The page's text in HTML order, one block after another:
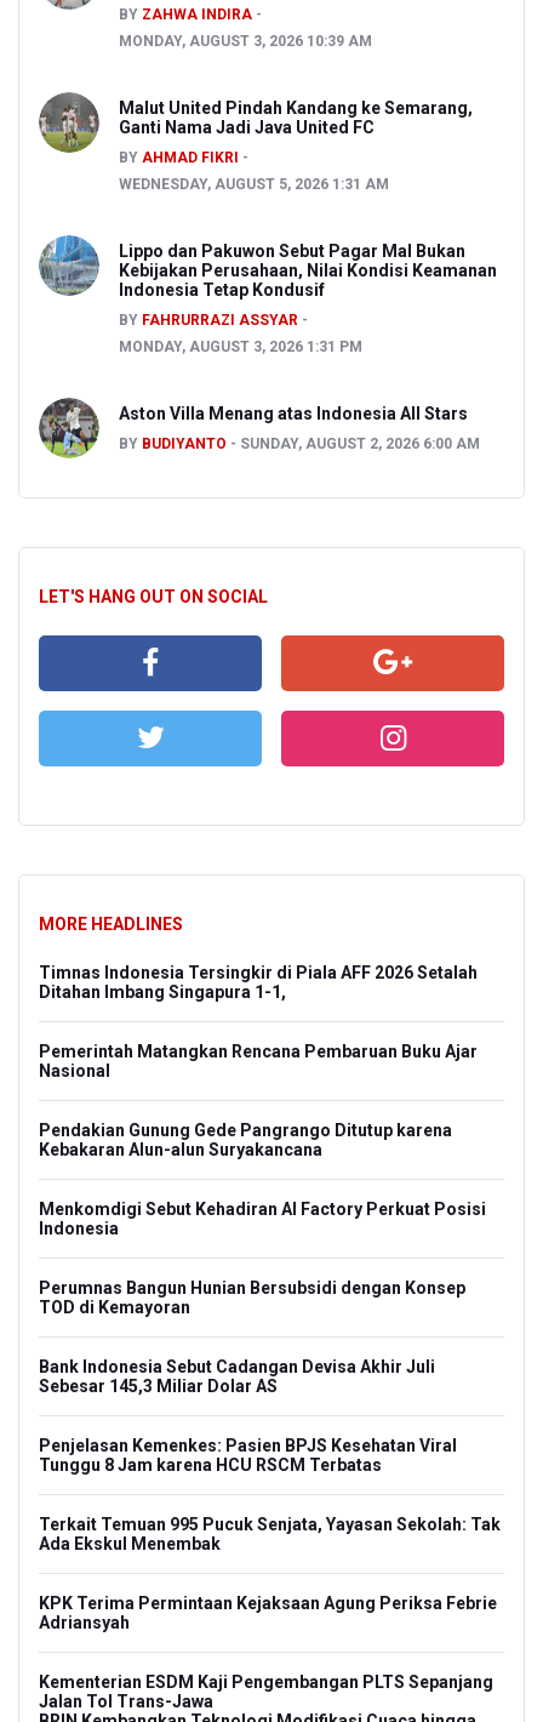
BY ZAHWA INDIRA
MONDAY, AUGUST 3, 2026 10:39 AM
Malut United Pindah Kandang ke Semarang,
Ganti Nama Jadi Java United FC
BY AHMAD FIKRI
WEDNESDAY, AUGUST 5, 2026 1:31 AM
Lippo dan Pakuwon Sebut Pagar Mal Bukan
Kebijakan Perusahaan, Nilai Kondisi Keamanan
Indonesia Tetap Kondusif
BY FAHRURRAZI ASSYAR
MONDAY, AUGUST 3, 2026 1:31 PM
Aston Villa Menang atas Indonesia All Stars
BY BUDIYANTO SUNDAY, AUGUST 2, 2026 6:00 AM
LET'S HANG OUT ON SOCIAL
MORE HEADLINES
Timnas Indonesia Tersingkir di Piala AFF 2026 Setalah
Ditahan Imbang Singapura 1-1,
Pemerintah Matangkan Rencana Pembaruan Buku Ajar
Nasional
Pendakian Gunung Gede Pangrango Ditutup karena
Kebakaran Alun-alun Suryakancana
Menkomdigi Sebut Kehadiran AI Factory Perkuat Posisi
Indonesia
Perumnas Bangun Hunian Bersubsidi dengan Konsep
TOD di Kemayoran
Bank Indonesia Sebut Cadangan Devisa Akhir Juli
Sebesar 145,3 Miliar Dolar AS
Penjelasan Kemenkes: Pasien BPJS Kesehatan Viral
Tunggu 8 Jam karena HCU RSCM Terbatas
Terkait Temuan 995 Pucuk Senjata, Yayasan Sekolah: Tak
Ada Ekskul Menembak
KPK Terima Permintaan Kejaksaan Agung Periksa Febrie
Adriansyah
Kementerian ESDM Kaji Pengembangan PLTS Sepanjang
Jalan Tol Trans-Jawa